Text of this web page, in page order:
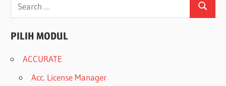
for:
Search
PILIH MODUL
ACCURATE
Acc. License Manager